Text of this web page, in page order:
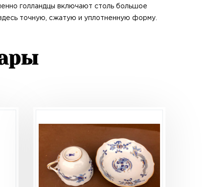
голландцы включают столь большое
точную, сжатую и уплотненную форму.